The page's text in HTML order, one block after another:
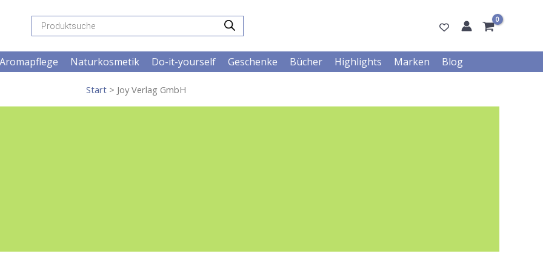
Products
search
Aromapflege Naturkosmetik Do-it-yourself Geschenke Bücher Highlights Marken Blog
Start> Joy Verlag GmbH